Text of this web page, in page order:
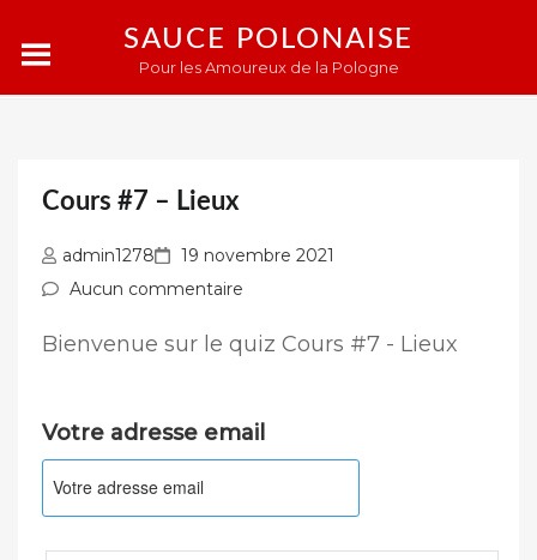
SAUCE POLONAISE
Pour les Amoureux de la Pologne
Cours #7 – Lieux
admin1278
Publié
sur
19 novembre 2021
Aucun commentaire
Bienvenue sur le quiz Cours #7 - Lieux
Votre adresse email